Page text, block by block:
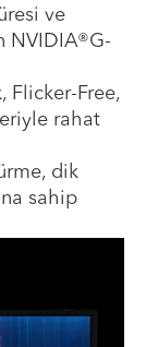
ve
NVIDIA®G-
Flicker-Free,
rahat
dik
sahip